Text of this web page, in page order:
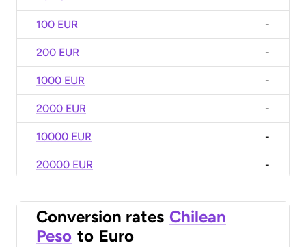
100 EUR -
200 EUR -
1000 EUR -
2000 EUR -
10000 EUR -
20000 EUR -
Conversion rates Chilean
Peso to Euro